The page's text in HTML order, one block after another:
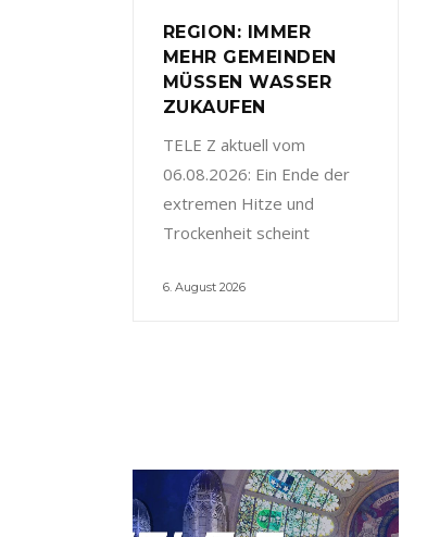
REGION: IMMER
MEHR GEMEINDEN
MÜSSEN WASSER
ZUKAUFEN
TELE Z aktuell vom
06.08.2026: Ein Ende der
extremen Hitze und
Trockenheit scheint
6. August 2026